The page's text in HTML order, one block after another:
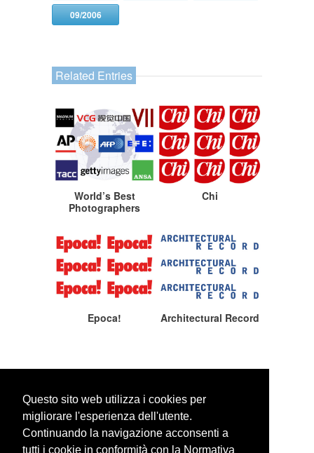
09/2006
Related Entries
World’s Best
Photographers
Chi
Epoca! Architectural Record
Questo sito web utilizza i cookies per
migliorare l'esperienza dell'utente.
Continuando la navigazione acconsenti a
tutti i cookie in conformità con la Normativa